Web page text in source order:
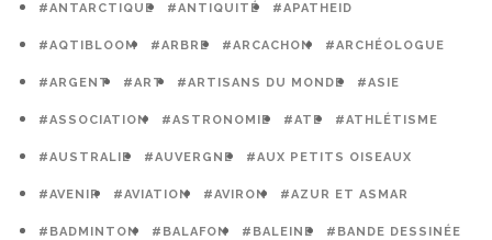
#ANTARCTIQUE #ANTIQUITÉ #APATHEID
#AQTIBLOOM #ARBRE #ARCACHON #ARCHÉOLOGUE
#ARGENT #ART #ARTISANS DU MONDE #ASIE
#ASSOCIATION #ASTRONOMIE #ATE #ATHLÉTISME
#AUSTRALIE #AUVERGNE #AUX PETITS OISEAUX
#AVENIR #AVIATION #AVIRON #AZUR ET ASMAR
#BADMINTON #BALAFON #BALEINE #BANDE DESSINÉE